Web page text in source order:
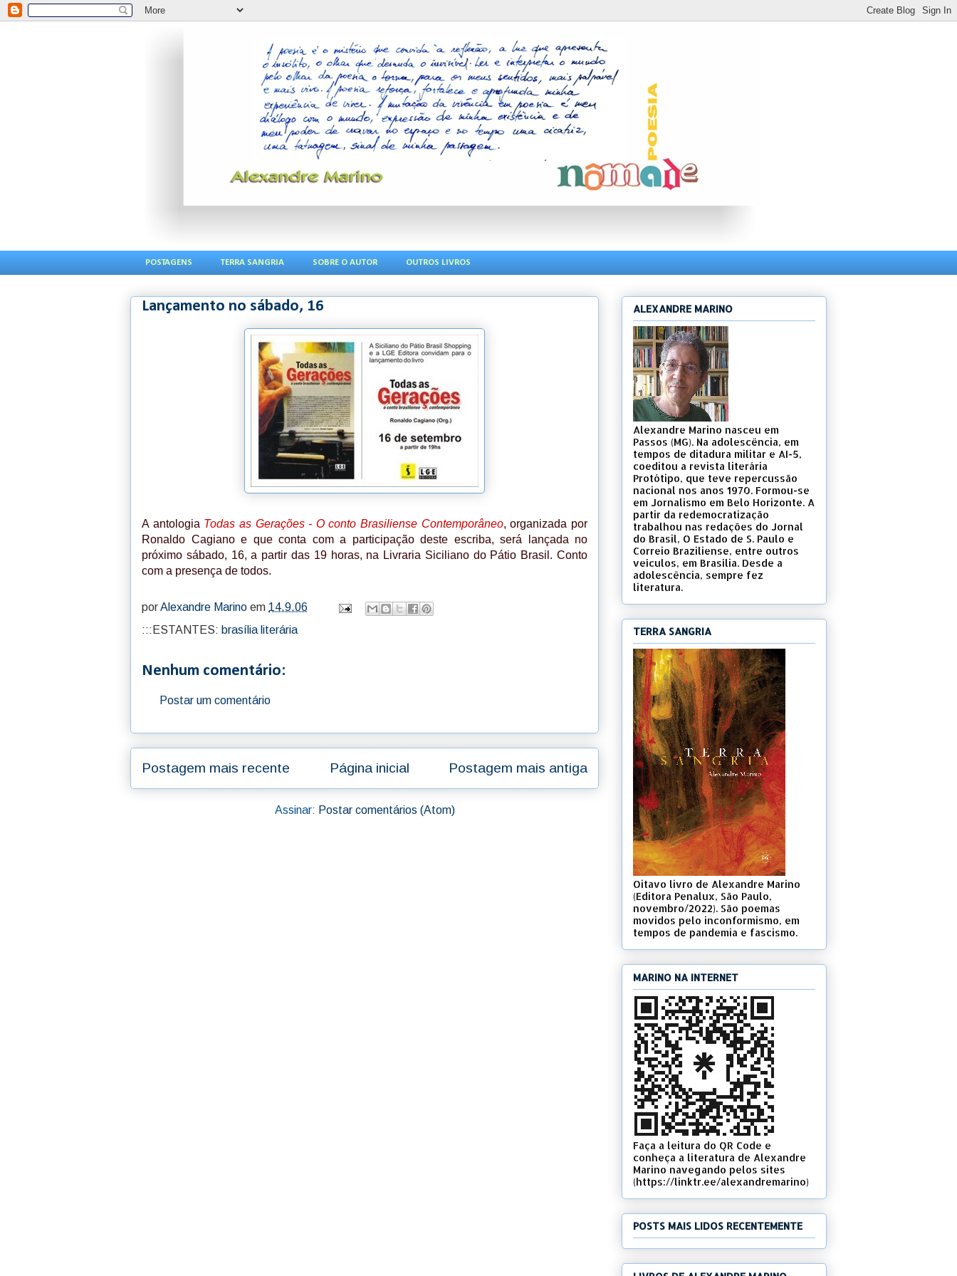
POSTAGENS TERRA SANGRIA SOBRE O AUTOR OUTROS LIVROS
Lançamento no sábado, 16
A antologia Todas as Gerações - O conto Brasiliense Contemporâneo, organizada por
Ronaldo Cagiano e que conta com a participação deste escriba, será lançada no
próximo sábado, 16, a partir das 19 horas, na Livraria Siciliano do Pátio Brasil. Conto
com a presença de todos.
porAlexandre Marino em 14.9.06
:::ESTANTES: brasília literária
Nenhum comentário:
Postar um comentário
Postagem mais recente Postagem mais antiga
Página inicial
Assinar: Postar comentários (Atom)
ALEXANDRE MARINO
Alexandre Marino nasceu em
Passos (MG). Na adolescência, em
tempos de ditadura militar e AI-5,
coeditou a revista literária
Protótipo, que teve repercussão
nacional nos anos 1970. Formou-se
em Jornalismo em Belo Horizonte. A
partir da redemocratização
trabalhou nas redações do Jornal
do Brasil, O Estado de S. Paulo e
Correio Braziliense, entre outros
veículos, em Brasília. Desde a
adolescência, sempre fez
literatura.
TERRA SANGRIA
Oitavo livro de Alexandre Marino
(Editora Penalux, São Paulo,
novembro/2022). São poemas
movidos pelo inconformismo, em
tempos de pandemia e fascismo.
MARINO NA INTERNET
Faça a leitura do QR Code e
conheça a literatura de Alexandre
Marino navegando pelos sites
(https://linktr.ee/alexandremarino)
POSTS MAIS LIDOS RECENTEMENTE